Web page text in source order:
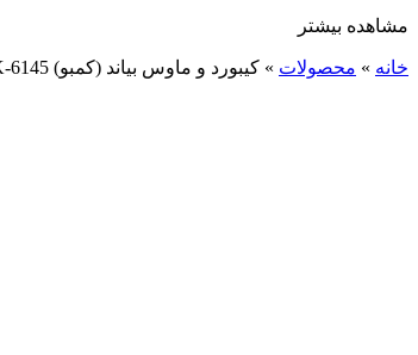
مشاهده بیشتر
خانه » محصولات » کیبورد و ماوس بیاند (کمبو) BMK-6145